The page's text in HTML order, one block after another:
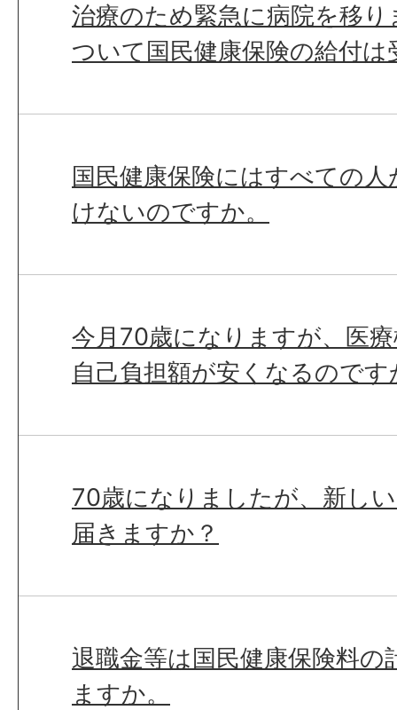
治療のため緊急に病院を移
ついて国民健康保険の給付
国民健康保険にはすべての
けないのですか。
今月70歳になりますが、医
自己負担額が安くなるのです
70歳になりましたが、新し
届きますか？
退職金等は国民健康保険料の
ますか。